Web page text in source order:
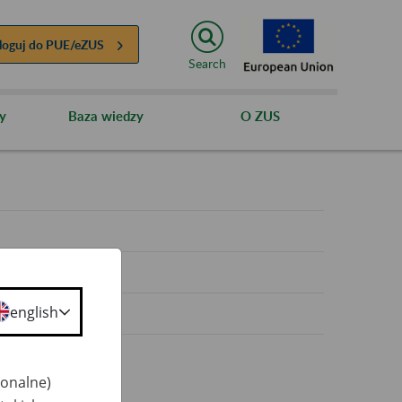
do PUE/eZUS
Search
Baza wiedzy O ZUS
english